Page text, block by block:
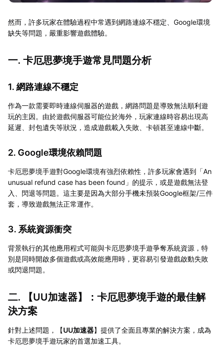
然而，許多玩家在體驗過程中常遇到網路連線不穩定、Google環境
缺失等問題，嚴重影響遊戲體驗。
一. 卡厄思夢境手遊常見問題分析
1. 網路連線不穩定
作為一款需要即時連線伺服器的遊戲，網路問題是導致無法順利遊
玩的主因。由於遊戲伺服器可能位於海外，玩家連線時容易出現高
延遲、封包遺失等狀況，造成遊戲載入失敗、卡頓甚至連線中斷。
2. Google環境依賴問題
卡厄思夢境手遊對Google環境有強烈依賴性，許多玩家會遇到「An
unusual refund case has been found」的提示，或是遊戲無法登
入、閃退等問題。這主要是因為大部分手機未預裝Google框架/三件
套，導致遊戲無法正常運作。
3. 系統資源衝突
背景執行的其他應用程式可能與卡厄思夢境手遊爭奪系統資源，特
別是同時開啟多個遊戲或高效能應用時，更容易引發遊戲啟動失敗
或閃退問題。
二. 【UU加速器】：卡厄思夢境手遊的最佳解
決方案
針對上述問題，【UU加速器】提供了全面且專業的解決方案，成為
卡厄思夢境手遊玩家的首選加速工具。